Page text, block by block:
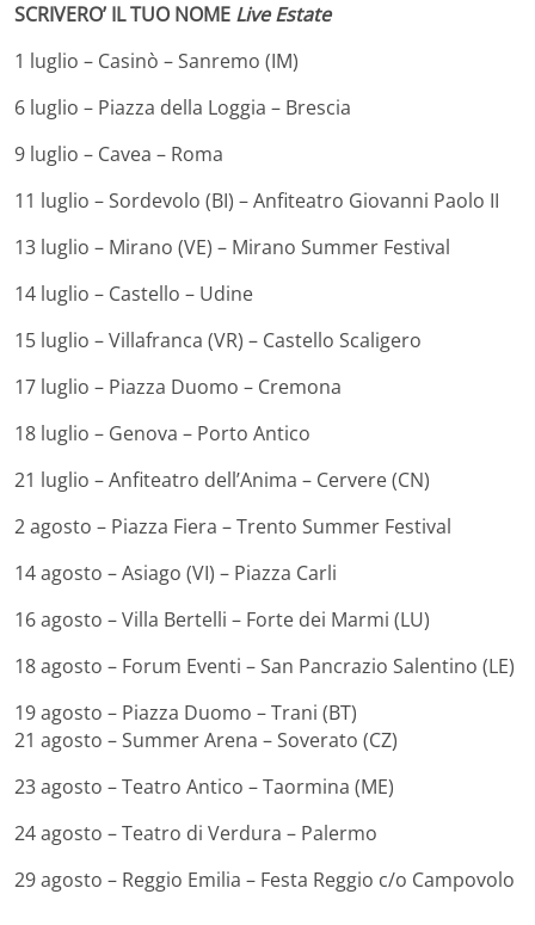
SCRIVERO’ IL TUO NOME Live Estate
1 luglio – Casinò – Sanremo (IM)
6 luglio – Piazza della Loggia – Brescia
9 luglio – Cavea – Roma
11 luglio – Sordevolo (BI) – Anfiteatro Giovanni Paolo II
13 luglio – Mirano (VE) – Mirano Summer Festival
14 luglio – Castello – Udine
15 luglio – Villafranca (VR) – Castello Scaligero
17 luglio – Piazza Duomo – Cremona
18 luglio – Genova – Porto Antico
21 luglio – Anfiteatro dell’Anima – Cervere (CN)
2 agosto – Piazza Fiera – Trento Summer Festival
14 agosto – Asiago (VI) – Piazza Carli
16 agosto – Villa Bertelli – Forte dei Marmi (LU)
18 agosto – Forum Eventi – San Pancrazio Salentino (LE)
19 agosto – Piazza Duomo – Trani (BT)
21 agosto – Summer Arena – Soverato (CZ)
23 agosto – Teatro Antico – Taormina (ME)
24 agosto – Teatro di Verdura – Palermo
29 agosto – Reggio Emilia – Festa Reggio c/o Campovolo